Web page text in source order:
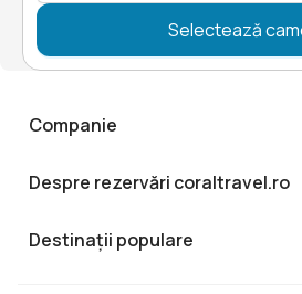
Selectează
Companie
Despre rezervări coraltravel.ro
Destinații populare